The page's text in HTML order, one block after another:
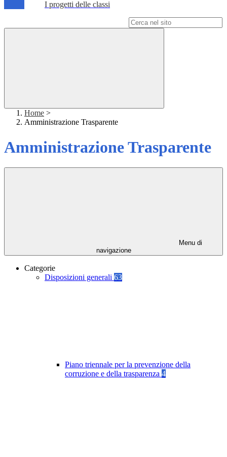
I progetti delle classi
Home >
Amministrazione Trasparente
Amministrazione Trasparente
Menu di
navigazione
Categorie
Disposizioni generali 63
Piano triennale per la prevenzione della
corruzione e della trasparenza 4